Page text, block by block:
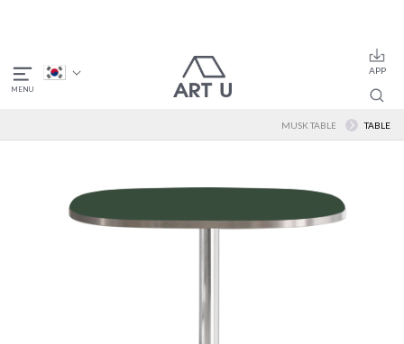
MUSK TABLE TABLE